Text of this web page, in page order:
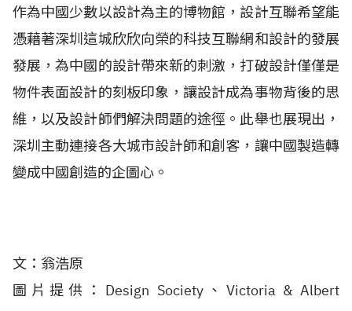
作為中國少數以設計為主的博物館，設計互聯希望能
憑藉著深圳這城欣欣向榮的科技互聯網和設計的發展
發展，為中國的設計帶來新的刺激，打破設計僅僅是
物件表面設計的刻板印象，讓設計成為事物背後的思
維，以及設計師們解決問題的途徑。此舉也展現出，
深圳主動連接各大城市設計師和創客，讓中國製造轉
變成中國創造的企圖心。
文：翁浩原
圖片提供：Design Society、Victoria & Albert